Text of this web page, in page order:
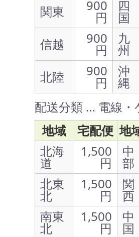
関東
900
円
四
国
信越
900
円
九
州
北陸
900
円
沖
縄
配送分類 … 電線・
地域
宅配便 地
北海
道
1,500
円
中
部
北東
北
1,500
円
関
西
南東
北
1,500
円
中
国